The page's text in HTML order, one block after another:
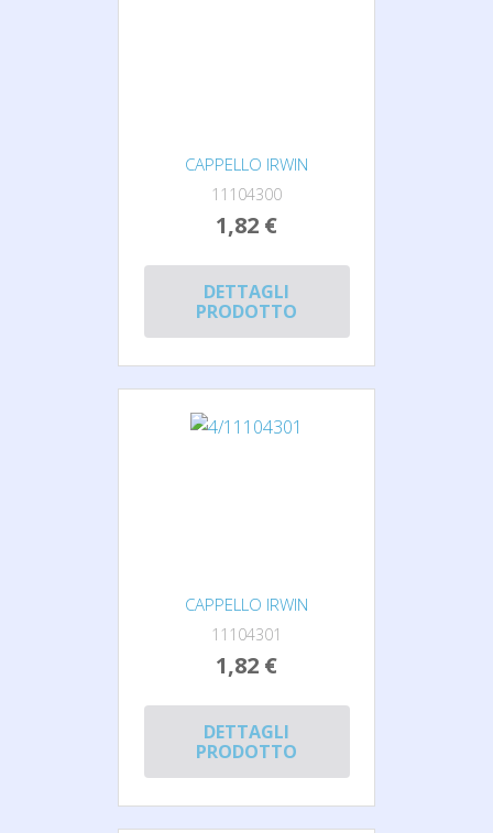
CAPPELLO IRWIN
11104300
1,82 €
DETTAGLI
PRODOTTO
CAPPELLO IRWIN
11104301
1,82 €
DETTAGLI
PRODOTTO